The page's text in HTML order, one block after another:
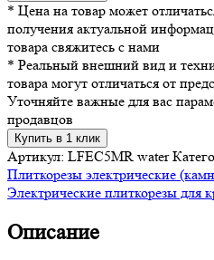
* Цена на товар может
получения актуальной
товара свяжитесь с нами
* Реальный внешний вид и
товара могут отличаться от
Уточняйте важные для вас
продавцов
Купить в 1 клик
Артикул: LFEC5MR water
Плиткорезы электрические
Электрические плиткорезы для
Описание